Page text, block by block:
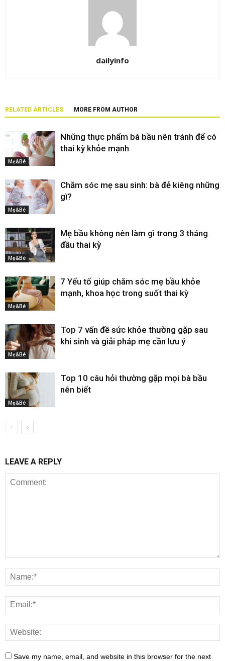
dailyinfo
RELATED ARTICLES MORE FROM AUTHOR
Mẹ&Bé
Những thực phẩm bà bầu nên tránh để có
thai kỳ khỏe mạnh
Mẹ&Bé
Chăm sóc mẹ sau sinh: bà đẻ kiêng những
gì?
Mẹ&Bé
Mẹ bầu không nên làm gì trong 3 tháng
đầu thai kỳ
Mẹ&Bé
7 Yếu tố giúp chăm sóc mẹ bầu khỏe
mạnh, khoa học trong suốt thai kỳ
Mẹ&Bé
Top 7 vấn đề sức khỏe thường gặp sau
khi sinh và giải pháp mẹ cần lưu ý
Mẹ&Bé
Top 10 câu hỏi thường gặp mọi bà bầu
nên biết
LEAVE A REPLY
Save my name, email, and website in this browser for the next